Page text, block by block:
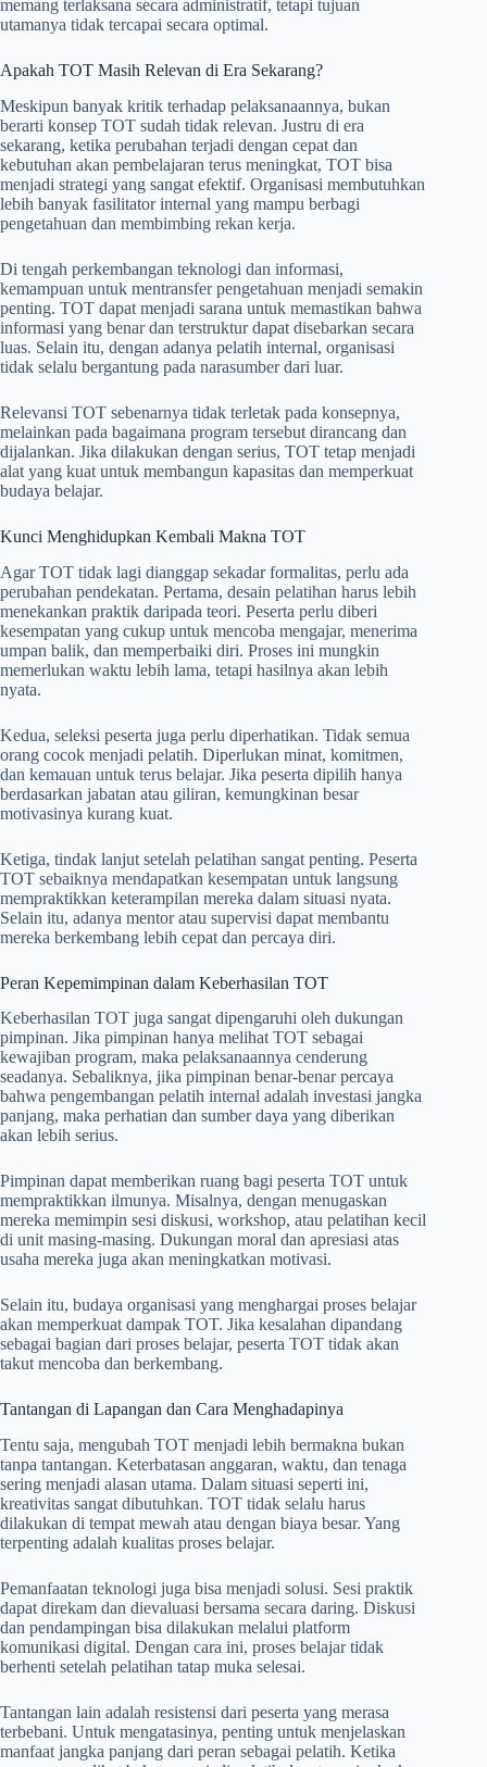
memang terlaksana secara administratif, tetapi tujuan
utamanya tidak tercapai secara optimal.
Apakah TOT Masih Relevan di Era Sekarang?
Meskipun banyak kritik terhadap pelaksanaannya, bukan
berarti konsep TOT sudah tidak relevan. Justru di era
sekarang, ketika perubahan terjadi dengan cepat dan
kebutuhan akan pembelajaran terus meningkat, TOT bisa
menjadi strategi yang sangat efektif. Organisasi membutuhkan
lebih banyak fasilitator internal yang mampu berbagi
pengetahuan dan membimbing rekan kerja.
Di tengah perkembangan teknologi dan informasi,
kemampuan untuk mentransfer pengetahuan menjadi semakin
penting. TOT dapat menjadi sarana untuk memastikan bahwa
informasi yang benar dan terstruktur dapat disebarkan secara
luas. Selain itu, dengan adanya pelatih internal, organisasi
tidak selalu bergantung pada narasumber dari luar.
Relevansi TOT sebenarnya tidak terletak pada konsepnya,
melainkan pada bagaimana program tersebut dirancang dan
dijalankan. Jika dilakukan dengan serius, TOT tetap menjadi
alat yang kuat untuk membangun kapasitas dan memperkuat
budaya belajar.
Kunci Menghidupkan Kembali Makna TOT
Agar TOT tidak lagi dianggap sekadar formalitas, perlu ada
perubahan pendekatan. Pertama, desain pelatihan harus lebih
menekankan praktik daripada teori. Peserta perlu diberi
kesempatan yang cukup untuk mencoba mengajar, menerima
umpan balik, dan memperbaiki diri. Proses ini mungkin
memerlukan waktu lebih lama, tetapi hasilnya akan lebih
nyata.
Kedua, seleksi peserta juga perlu diperhatikan. Tidak semua
orang cocok menjadi pelatih. Diperlukan minat, komitmen,
dan kemauan untuk terus belajar. Jika peserta dipilih hanya
berdasarkan jabatan atau giliran, kemungkinan besar
motivasinya kurang kuat.
Ketiga, tindak lanjut setelah pelatihan sangat penting. Peserta
TOT sebaiknya mendapatkan kesempatan untuk langsung
mempraktikkan keterampilan mereka dalam situasi nyata.
Selain itu, adanya mentor atau supervisi dapat membantu
mereka berkembang lebih cepat dan percaya diri.
Peran Kepemimpinan dalam Keberhasilan TOT
Keberhasilan TOT juga sangat dipengaruhi oleh dukungan
pimpinan. Jika pimpinan hanya melihat TOT sebagai
kewajiban program, maka pelaksanaannya cenderung
seadanya. Sebaliknya, jika pimpinan benar-benar percaya
bahwa pengembangan pelatih internal adalah investasi jangka
panjang, maka perhatian dan sumber daya yang diberikan
akan lebih serius.
Pimpinan dapat memberikan ruang bagi peserta TOT untuk
mempraktikkan ilmunya. Misalnya, dengan menugaskan
mereka memimpin sesi diskusi, workshop, atau pelatihan kecil
di unit masing-masing. Dukungan moral dan apresiasi atas
usaha mereka juga akan meningkatkan motivasi.
Selain itu, budaya organisasi yang menghargai proses belajar
akan memperkuat dampak TOT. Jika kesalahan dipandang
sebagai bagian dari proses belajar, peserta TOT tidak akan
takut mencoba dan berkembang.
Tantangan di Lapangan dan Cara Menghadapinya
Tentu saja, mengubah TOT menjadi lebih bermakna bukan
tanpa tantangan. Keterbatasan anggaran, waktu, dan tenaga
sering menjadi alasan utama. Dalam situasi seperti ini,
kreativitas sangat dibutuhkan. TOT tidak selalu harus
dilakukan di tempat mewah atau dengan biaya besar. Yang
terpenting adalah kualitas proses belajar.
Pemanfaatan teknologi juga bisa menjadi solusi. Sesi praktik
dapat direkam dan dievaluasi bersama secara daring. Diskusi
dan pendampingan bisa dilakukan melalui platform
komunikasi digital. Dengan cara ini, proses belajar tidak
berhenti setelah pelatihan tatap muka selesai.
Tantangan lain adalah resistensi dari peserta yang merasa
terbebani. Untuk mengatasinya, penting untuk menjelaskan
manfaat jangka panjang dari peran sebagai pelatih. Ketika